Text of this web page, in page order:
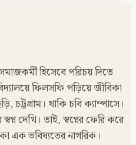
হিসেবে পরিচয় দিতে
ফিলসফি পড়িয়ে জীবিকা
চট্টগ্রাম। থাকি চবি ক্যাম্পাসে।
দেখি। তাই, স্বপ্নের ফেরি করে
এক ভবিষ্যতের নাগরিক।